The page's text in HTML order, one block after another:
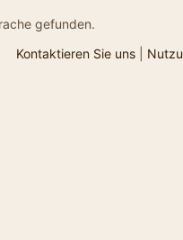
gefunden.
Kontaktieren Sie uns|